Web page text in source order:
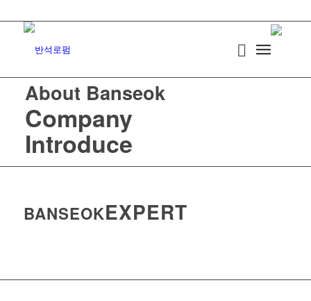
About Banseok
Company
Introduce
BANSEOKEXPERT